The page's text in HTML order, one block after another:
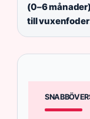
(0–6
till